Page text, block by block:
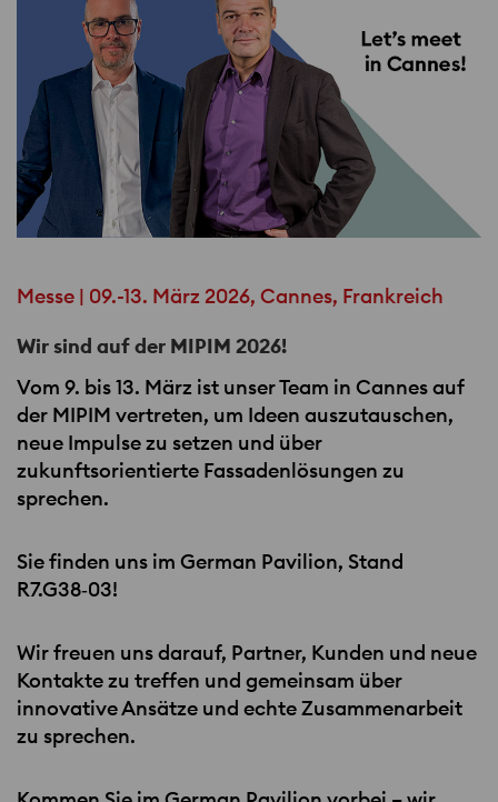
Messe | 09.-13. März 2026, Cannes, Frankreich
Wir sind auf der MIPIM 2026!
Vom 9. bis 13. März ist unser Team in Cannes auf
der MIPIM vertreten, um Ideen auszutauschen,
neue Impulse zu setzen und über
zukunftsorientierte Fassadenlösungen zu
sprechen.
Sie finden uns im German Pavilion, Stand
R7.G38‑03!
Wir freuen uns darauf, Partner, Kunden und neue
Kontakte zu treffen und gemeinsam über
innovative Ansätze und echte Zusammenarbeit
zu sprechen.